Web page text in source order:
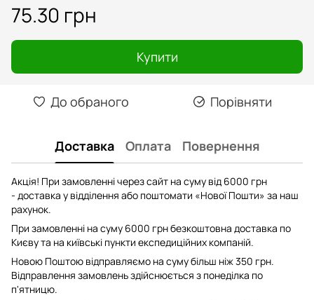
75.30 грн
Купити
До обраного Порівняти
Доставка Оплата Повернення
Акція! При замовленні через сайт на суму від 6000 грн
- доставка у відділення або поштомати «Нової Пошти» за наш
рахунок.
При замовленні на суму 6000 грн безкоштовна доставка по
Києву та на київські пункти експедиційних компаній.
Новою Поштою відправляємо на суму більш ніж 350 грн.
Відправлення замовлень здійснюється з понеділка по
п'ятницю.